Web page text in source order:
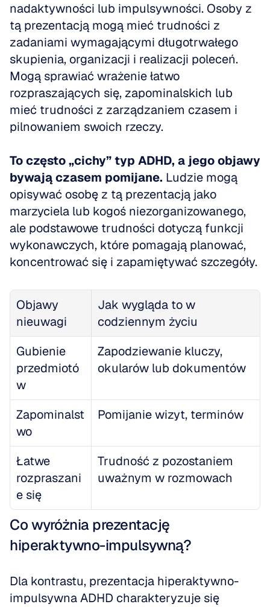
nadaktywności lub impulsywności. Osoby z
tą prezentacją mogą mieć trudności z
zadaniami wymagającymi długotrwałego
skupienia, organizacji i realizacji poleceń.
Mogą sprawiać wrażenie łatwo
rozpraszających się, zapominalskich lub
mieć trudności z zarządzaniem czasem i
pilnowaniem swoich rzeczy.
To często „cichy” typ ADHD, a jego objawy
bywają czasem pomijane. Ludzie mogą
opisywać osobę z tą prezentacją jako
marzyciela lub kogoś niezorganizowanego,
ale podstawowe trudności dotyczą funkcji
wykonawczych, które pomagają planować,
koncentrować się i zapamiętywać szczegóły.
Objawy
nieuwagi
Jak wygląda to w
codziennym życiu
Gubienie
przedmiotó
w
Zapodziewanie kluczy,
okularów lub dokumentów
Zapominalst
wo
Pomijanie wizyt, terminów
Łatwe
rozpraszani
e się
Trudność z pozostaniem
uważnym w rozmowach
Co wyróżnia prezentację
hiperaktywno-impulsywną?
Dla kontrastu, prezentacja hiperaktywno-
impulsywna ADHD charakteryzuje się